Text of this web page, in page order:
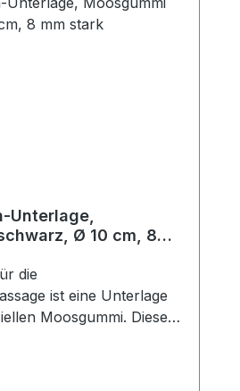
Unterlage,
Ø 10 cm, 8
die
ist eine Unterlage
Moosgummi. Dieses
auf dem Körper